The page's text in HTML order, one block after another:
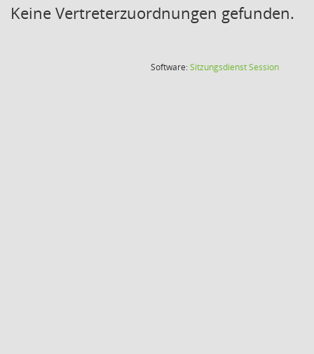
Keine Vertreterzuordnungen gefunden.
Software:SitzungsdienstSession(Wird in